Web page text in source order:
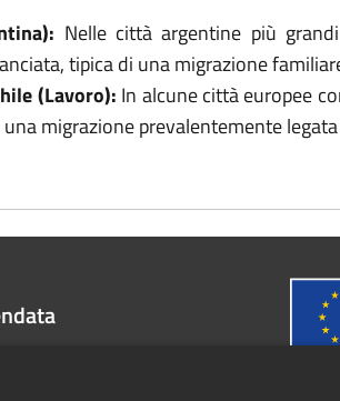
Nelle città argentine più
tipica di una migrazione
(Lavoro): In alcune città europee
migrazione prevalentemente